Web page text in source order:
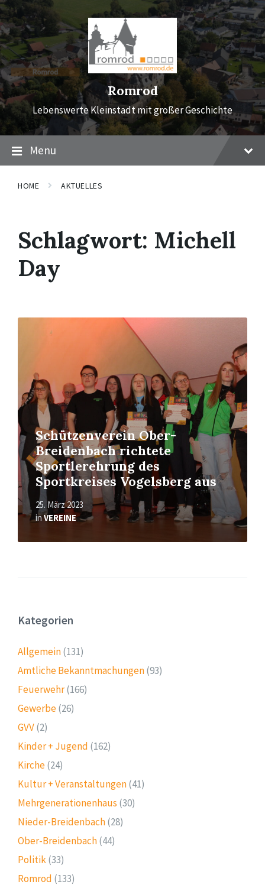
Skip
to
content
Skip
to
main
navigation
Skip
to
footer
Romrod
Lebenswerte Kleinstadt mit großer Geschichte
Menu
HOME AKTUELLES
Schlagwort: Michell
Day
Schützenverein Ober-
Breidenbach richtete
Sportlerehrung des
Sportkreises Vogelsberg aus
25. März 2023
inVEREINE
Read
Kategorien
Allgemein(131)
Amtliche Bekanntmachungen(93)
Feuerwehr(166)
Gewerbe(26)
GVV(2)
Kinder + Jugend (162)
Kirche(24)
Kultur + Veranstaltungen(41)
Mehrgenerationenhaus (30)
Nieder-Breidenbach(28)
Ober-Breidenbach(44)
Politik(33)
Romrod (133)